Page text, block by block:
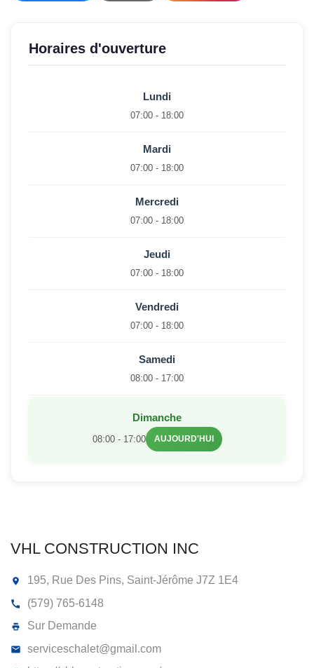
VHL CONSTRUCTION INC
Horaires d'ouverture
Lundi
07:00 - 18:00
Mardi
07:00 - 18:00
Mercredi
07:00 - 18:00
Jeudi
07:00 - 18:00
Vendredi
07:00 - 18:00
Samedi
08:00 - 17:00
Dimanche
08:00 - 17:00 AUJOURD'HUI